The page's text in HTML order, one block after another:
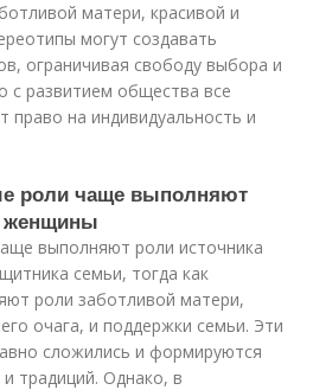
матери, красивой и
могут создавать
ограничивая свободу выбора и
с развитием общества все
на индивидуальность и
роли чаще выполняют
женщины
выполняют роли источника
семьи, тогда как
роли заботливой матери,
очага, и поддержки семьи. Эти
сложились и формируются
традиций. Однако, в